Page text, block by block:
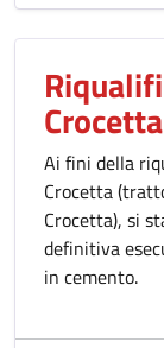
Crocetta
Ai fini della
Crocetta
Crocetta), si
definitiva
in cemento.